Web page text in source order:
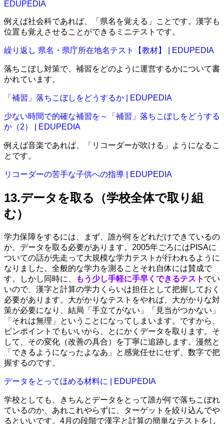
EDUPEDIA
例えば社会科であれば、「県名を覚える」ことです。漢字も
位置も覚えさせることができるミニテストです。
繰り返し 県名・県庁所在地名テスト【教材】 | EDUPEDIA
落ちこぼし対策で、補習をどのように運営するかについて書
かれています。
「補習」落ちこぼしをどうするか | EDUPEDIA
少ない時間で的確な補習を～「補習」落ちこぼしをどうする
か（2） | EDUPEDIA
例えば音楽であれば、「リコーダーが吹ける」ようになるこ
とです。
リコーダーの苦手な子供への指導 | EDUPEDIA
13.データを取る（学校全体で取り組
む）
学力保障をするには、まず、誰が何をどれだけできているの
か、データを取る必要があります。2005年ごろにはPISAに
ついての話が先走って大規模な学力テストが行われるように
なりました。全般的な学力を測ることそれ自体には賛成で
す。しかし同時に、
もう少し手軽に手早くできるテスト でい
いので、漢字と計算の学力くらいは担任として把握しておく
必要があります。大がかりなテストをやれば、大がかりな対
策が必要になり、結局「手立てがない」「見当がつかない」
「それは無理」ということになってしまいます。ですから、
ピンポイントでもいいから、とにかくデータを取ります。そ
して、その変化（改善の具合）を丁寧に追跡します。漫然と
「できるようになったよなあ」と感覚任せにせず、数字で把
握するのです。
データをとってほめる材料に | EDUPEDIA
学校としても、きちんとデータをとって誰が何で落ちこぼれ
ているのか、あれこれやらずに、ターゲットを絞り込んでや
るといいです。4月の段階で漢字と計算の簡単なテストをし